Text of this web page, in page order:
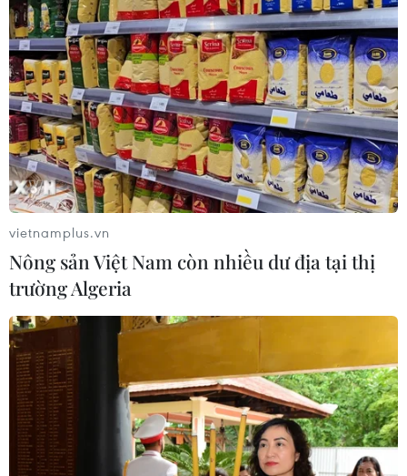
vietnamplus.vn
Nông sản Việt Nam còn nhiều dư địa tại thị
trường Algeria